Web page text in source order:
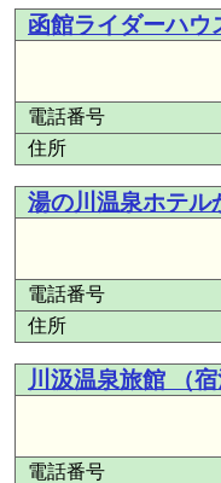
函館ライダーハウ
電話番号
住所
湯の川温泉ホテル
電話番号
住所
川汲温泉旅館 （
電話番号